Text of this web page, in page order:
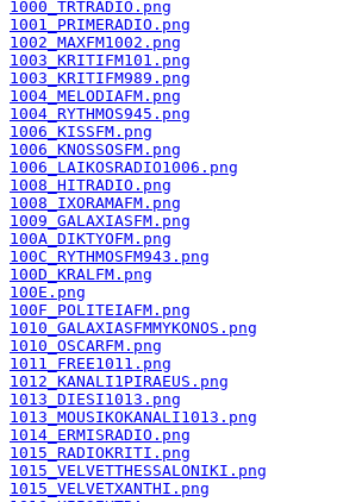
1000_TRTRADIO.png
1001_PRIMERADIO.png
1002_MAXFM1002.png
1003_KRITIFM101.png
1003_KRITIFM989.png
1004_MELODIAFM.png
1004_RYTHMOS945.png
1006_KISSFM.png
1006_KNOSSOSFM.png
1006_LAIKOSRADIO1006.png
1008_HITRADIO.png
1008_IXORAMAFM.png
1009_GALAXIASFM.png
100A_DIKTYOFM.png
100C_RYTHMOSFM943.png
100D_KRALFM.png
100E.png
100F_POLITEIAFM.png
1010_GALAXIASFMMYKONOS.png
1010_OSCARFM.png
1011_FREE1011.png
1012_KANALI1PIRAEUS.png
1013_DIESI1013.png
1013_MOUSIKOKANALI1013.png
1014_ERMISRADIO.png
1015_RADIOKRITI.png
1015_VELVETTHESSALONIKI.png
1015_VELVETXANTHI.png